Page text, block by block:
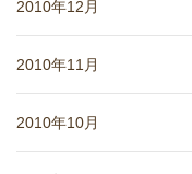
2010年12月
2010年11月
2010年10月